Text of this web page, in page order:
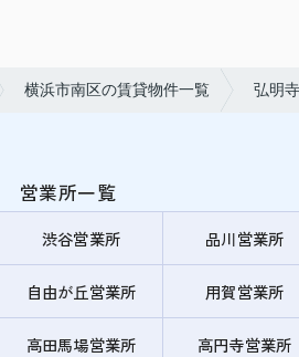
横浜市南区の賃貸物件一覧 弘明
営業所一覧
渋谷営業所 品川営業所
自由が丘営業所 用賀営業所
高田馬場営業所 高円寺営業所